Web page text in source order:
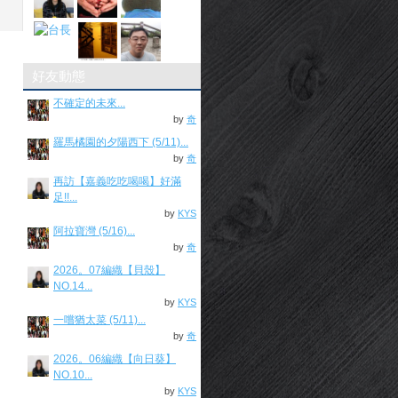
好友動態
不確定的未來...
by 奇
羅馬橘園的夕陽西下 (5/11)...
by 奇
再訪【嘉義吃吃喝喝】好滿
足!!...
by KYS
阿拉寶灣 (5/16)...
by 奇
2026。07編織【貝殼】
NO.14...
by KYS
一嚐猶太菜 (5/11)...
by 奇
2026。06編織【向日葵】
NO.10...
by KYS